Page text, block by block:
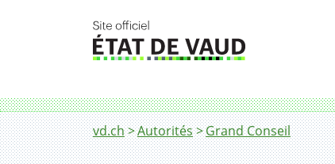
Fil d'Ariane
vd.ch Autorités Grand Conseil